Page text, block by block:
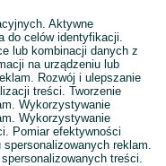
Aktywne
do celów identyfikacji.
lub kombinacji danych z
na urządzeniu lub
Rozwój i ulepszanie
treści. Tworzenie
Wykorzystywanie
Wykorzystywanie
Pomiar efektywności
reklam.
treści.